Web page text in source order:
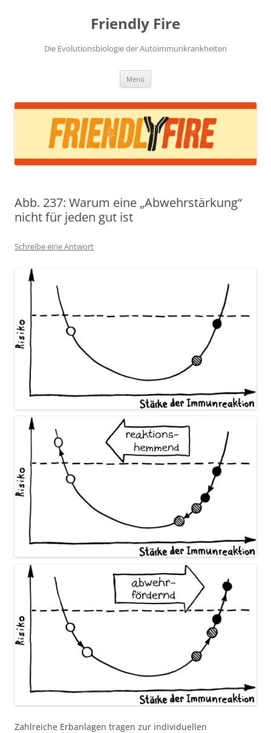
Friendly Fire
Die Evolutionsbiologie der Autoimmunkrankheiten
Menü
Abb. 237: Warum eine „Abwehrstärkung“
nicht für jeden gut ist
Schreibe eine Antwort
Zahlreiche Erbanlagen tragen zur individuellen